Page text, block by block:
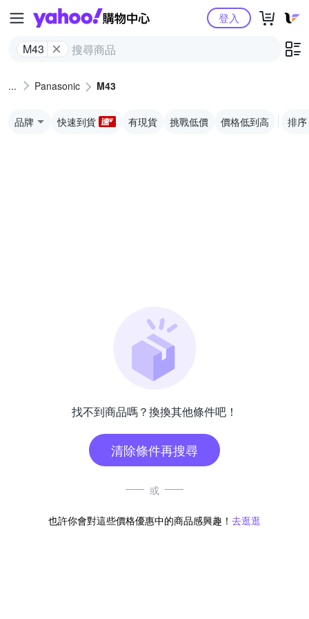
Yahoo購物中心
M43
登入
Panasonic M43
品牌 快速到貨 有現貨 挑戰低價 價格低到高 排序
找不到商品嗎？換換其他條件吧！
清除條件再搜尋
或
也許你會對這些價格優惠中的商品感興趣！ 去逛逛